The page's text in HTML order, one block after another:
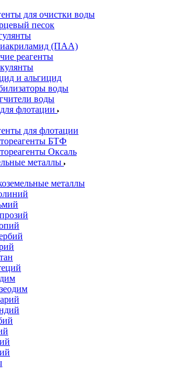
для очистки воды
песок
(ПАА)
реагенты
и альгицид
воды
воды
флотации
для флотации
БТФ
Оксаль
металлы
металлы